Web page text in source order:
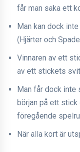
får man saka ett
Man kan dock
(Hjärter och
Vinnaren av ett
av ett stickets
Man får dock inte
början på ett
föregående
När alla kort är